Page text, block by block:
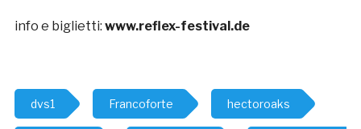
info e biglietti: www.reflex-festival.de
dvs1 Francoforte hectoroaks